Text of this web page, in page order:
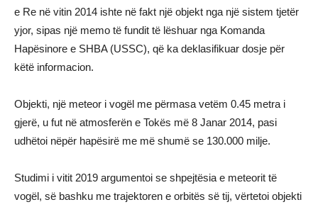
e Re në vitin 2014 ishte në fakt një objekt nga një sistem tjetër
yjor, sipas një memo të fundit të lëshuar nga Komanda
Hapësinore e SHBA (USSC), që ka deklasifikuar dosje për
këtë informacion.
Objekti, një meteor i vogël me përmasa vetëm 0.45 metra i
gjerë, u fut në atmosferën e Tokës më 8 Janar 2014, pasi
udhëtoi nëpër hapësirë me më shumë se 130.000 milje.
Studimi i vitit 2019 argumentoi se shpejtësia e meteorit të
vogël, së bashku me trajektoren e orbitës së tij, vërtetoi objekti